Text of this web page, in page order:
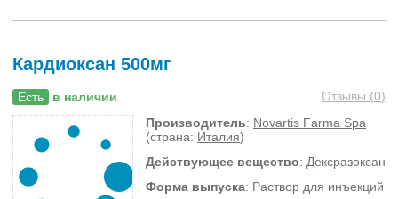
Кардиоксан 500мг
Есть в наличии Отзывы (0)
Производитель: Novartis Farma Spa
(страна: Италия)
Действующее вещество: Дексразоксан
Форма выпуска: Раствор для инъекций